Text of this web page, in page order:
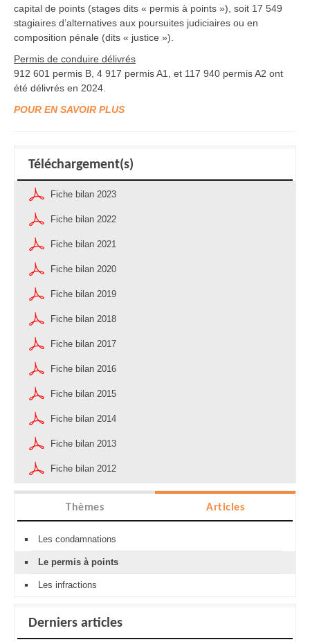
capital de points (stages dits « permis à points »), soit 17 549
stagiaires d’alternatives aux poursuites judiciaires ou en
composition pénale (dits « justice »).
Permis de conduire délivrés
912 601 permis B, 4 917 permis A1, et 117 940 permis A2 ont
été délivrés en 2024.
POUR EN SAVOIR PLUS
Téléchargement(s)
Fiche bilan 2023
Fiche bilan 2022
Fiche bilan 2021
Fiche bilan 2020
Fiche bilan 2019
Fiche bilan 2018
Fiche bilan 2017
Fiche bilan 2016
Fiche bilan 2015
Fiche bilan 2014
Fiche bilan 2013
Fiche bilan 2012
Thèmes Articles
Les condamnations
Le permis à points
Les infractions
Derniers articles